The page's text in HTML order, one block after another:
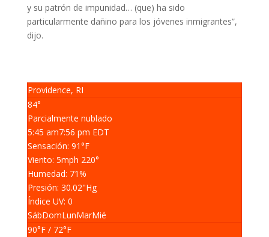
y su patrón de impunidad… (que) ha sido
particularmente dañino para los jóvenes inmigrantes”,
dijo.
Providence, RI
84°
Parcialmente nublado
5:45 am7:56 pm EDT
Sensación: 91°F
Viento: 5mph 220°
Humedad: 71%
Presión: 30.02"Hg
Índice UV: 0
SábDomLunMarMié
90°F/ 72°F